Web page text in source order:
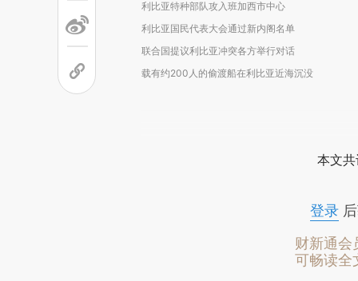
利比亚特种部队攻入班加西市中心
利比亚国民代表大会通过新内阁名单
联合国提议利比亚冲突各方举行对话
载有约200人的偷渡船在利比亚近海沉没
本文共
登录后
财新通会
可畅读全